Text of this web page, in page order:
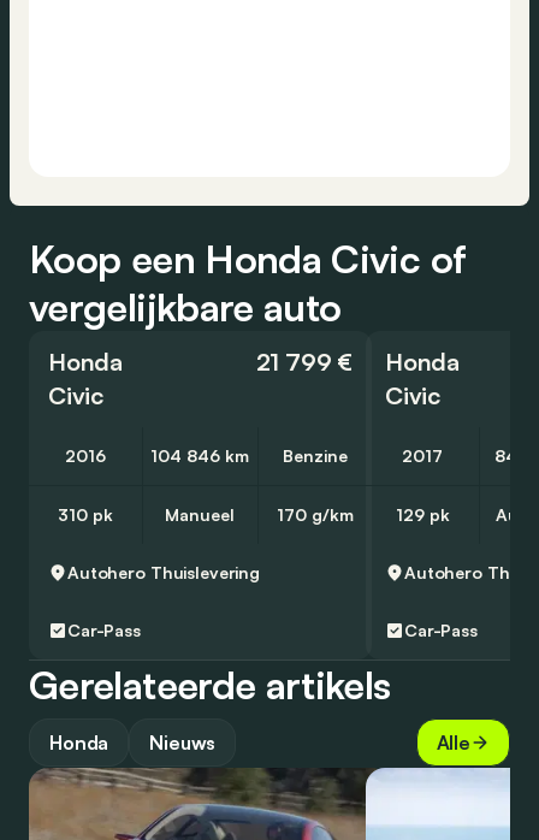
Koop een Honda Civic of
vergelijkbare auto
Honda
Civic
21 799 €
2016 104 846 km Benzine
310 pk Manueel 170 g/km
Autohero Thuislevering
Car-Pass
Honda
Civic
2017 84
129 pk
Autohero
Car-Pass
Gerelateerde artikels
Honda Nieuws Alle